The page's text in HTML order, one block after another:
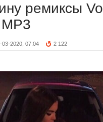
ремиксы
03-2020, 07:04 2 122